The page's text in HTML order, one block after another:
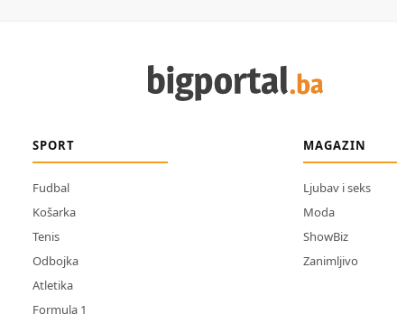
SPORT
Fudbal
Košarka
Tenis
Odbojka
Atletika
Formula 1
MAGAZIN
Ljubav i seks
Moda
ShowBiz
Zanimljivo